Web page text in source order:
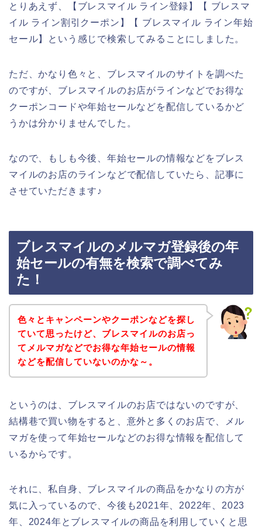
とりあえず、【ブレスマイル ライン登録】【 ブレスマ
イル ライン割引クーポン】【 ブレスマイル ライン年始
セール】という感じで検索してみることにしました。
ただ、かなり色々と、ブレスマイルのサイトを調べた
のですが、ブレスマイルのお店がラインなどでお得な
クーポンコードや年始セールなどを配信しているかど
うかは分かりませんでした。
なので、もしも今後、年始セールの情報などをブレス
マイルのお店のラインなどで配信していたら、記事に
させていただきます♪
ブレスマイルのメルマガ登録後の年
始セールの有無を検索で調べてみ
た！
色々とキャンペーンやクーポンなどを探し
ていて思ったけど、ブレスマイルのお店っ
てメルマガなどでお得な年始セールの情報
などを配信していないのかな～。
というのは、ブレスマイルのお店ではないのですが、
結構巷で買い物をすると、意外と多くのお店で、メル
マガを使って年始セールなどのお得な情報を配信して
いるからです。
それに、私自身、ブレスマイルの商品をかなりの方が
気に入っているので、今後も2021年、2022年、2023
年、2024年とブレスマイルの商品を利用していくと思